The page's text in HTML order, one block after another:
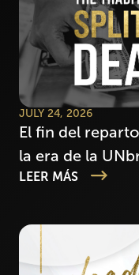
JULY 24, 2026
El fin del
la era de la
LEER MÁS